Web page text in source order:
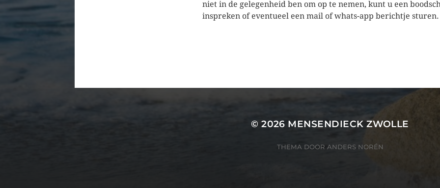
niet in de gelegenheid ben om op te nemen, kunt u een
inspreken of eventueel een mail of whats-app berichtje sturen.
© 2026 MENSENDIECK ZWOLLE
THEMA DOOR ANDERS NORÉN